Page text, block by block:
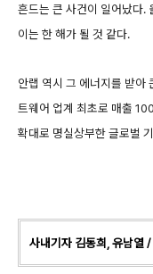
흔드는 큰 사건이 일어났다.
이는 한 해가 될 것 같다.
안랩 역시 그 에너지를 받아
트웨어 업계 최초로 매출
확대로 명실상부한 글로벌
사내기자 김동희, 유남열